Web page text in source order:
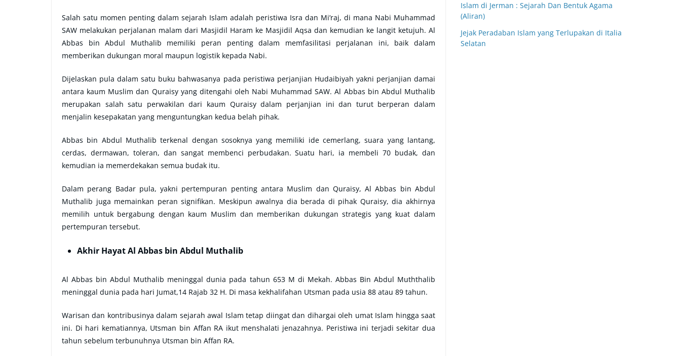
Salah satu momen penting dalam sejarah Islam adalah peristiwa Isra dan Mi’raj, di mana Nabi Muhammad
SAW melakukan perjalanan malam dari Masjidil Haram ke Masjidil Aqsa dan kemudian ke langit ketujuh. Al
Abbas bin Abdul Muthalib memiliki peran penting dalam memfasilitasi perjalanan ini, baik dalam
memberikan dukungan moral maupun logistik kepada Nabi.
Dijelaskan pula dalam satu buku bahwasanya pada peristiwa perjanjian Hudaibiyah yakni perjanjian damai
antara kaum Muslim dan Quraisy yang ditengahi oleh Nabi Muhammad SAW. Al Abbas bin Abdul Muthalib
merupakan salah satu perwakilan dari kaum Quraisy dalam perjanjian ini dan turut berperan dalam
menjalin kesepakatan yang menguntungkan kedua belah pihak.
Abbas bin Abdul Muthalib terkenal dengan sosoknya yang memiliki ide cemerlang, suara yang lantang,
cerdas, dermawan, toleran, dan sangat membenci perbudakan. Suatu hari, ia membeli 70 budak, dan
kemudian ia memerdekakan semua budak itu.
Dalam perang Badar pula, yakni pertempuran penting antara Muslim dan Quraisy, Al Abbas bin Abdul
Muthalib juga memainkan peran signifikan. Meskipun awalnya dia berada di pihak Quraisy, dia akhirnya
memilih untuk bergabung dengan kaum Muslim dan memberikan dukungan strategis yang kuat dalam
pertempuran tersebut.
Akhir Hayat Al Abbas bin Abdul Muthalib
Al Abbas bin Abdul Muthalib meninggal dunia pada tahun 653 M di Mekah. Abbas Bin Abdul Muththalib
meninggal dunia pada hari Jumat,14 Rajab 32 H. Di masa kekhalifahan Utsman pada usia 88 atau 89 tahun.
Warisan dan kontribusinya dalam sejarah awal Islam tetap diingat dan dihargai oleh umat Islam hingga saat
ini. Di hari kematiannya, Utsman bin Affan RA ikut menshalati jenazahnya. Peristiwa ini terjadi sekitar dua
tahun sebelum terbunuhnya Utsman bin Affan RA.
Islam di Jerman : Sejarah Dan Bentuk Agama
(Aliran)
Jejak Peradaban Islam yang Terlupakan di Italia
Selatan